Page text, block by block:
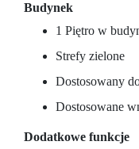
Budynek
1 Piętro w
Strefy zielone
Dostosowany
Dostosowane
Dodatkowe funkcje